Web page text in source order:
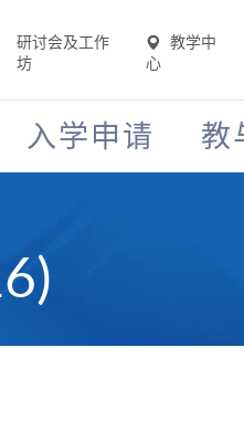
研讨会及工作
坊
教学中
心
入学申请 教